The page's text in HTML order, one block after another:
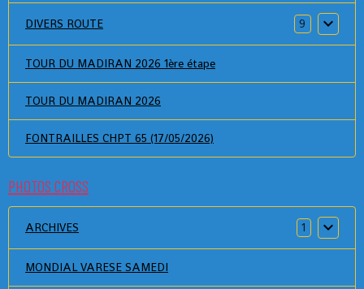
DIVERS ROUTE 9
TOUR DU MADIRAN 2026 1ère étape
TOUR DU MADIRAN 2026
FONTRAILLES CHPT 65 (17/05/2026)
PHOTOS CROSS
ARCHIVES 1
MONDIAL VARESE SAMEDI